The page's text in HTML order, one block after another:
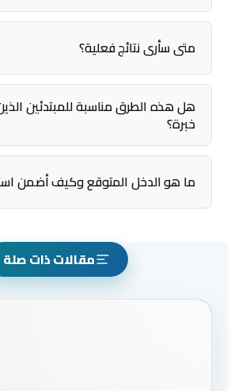
متى سأرى نتائج فعلية؟
هل هذه الطرق مناسبة للمبتدئين
خبرة؟
ما هو الدخل المتوقع وكيف أضمن
مقالات ذات صلة